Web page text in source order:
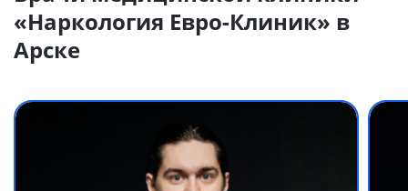
«Наркология Евро-Клиник» в
Арске